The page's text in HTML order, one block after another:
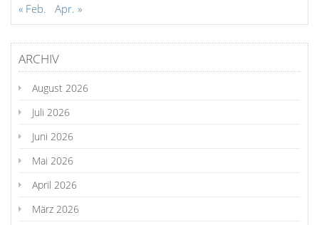
« Feb. Apr. »
ARCHIV
August 2026
Juli 2026
Juni 2026
Mai 2026
April 2026
März 2026